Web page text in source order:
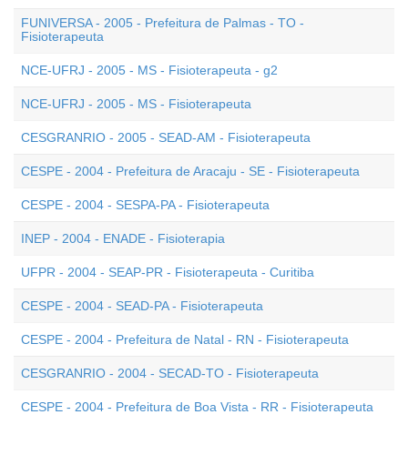
FUNIVERSA - 2005 - Prefeitura de Palmas - TO -
Fisioterapeuta
NCE-UFRJ - 2005 - MS - Fisioterapeuta - g2
NCE-UFRJ - 2005 - MS - Fisioterapeuta
CESGRANRIO - 2005 - SEAD-AM - Fisioterapeuta
CESPE - 2004 - Prefeitura de Aracaju - SE - Fisioterapeuta
CESPE - 2004 - SESPA-PA - Fisioterapeuta
INEP - 2004 - ENADE - Fisioterapia
UFPR - 2004 - SEAP-PR - Fisioterapeuta - Curitiba
CESPE - 2004 - SEAD-PA - Fisioterapeuta
CESPE - 2004 - Prefeitura de Natal - RN - Fisioterapeuta
CESGRANRIO - 2004 - SECAD-TO - Fisioterapeuta
CESPE - 2004 - Prefeitura de Boa Vista - RR - Fisioterapeuta